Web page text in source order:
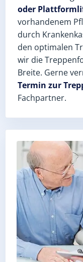
oder
vorhandenem
durch
den optimalen
wir die
Breite. Gerne
Termin zur
Fachpartner.
Exaktes